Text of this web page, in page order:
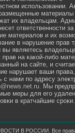
использовании.
материалы
их владельцам.
ответственности за
материалов и их
в нарушение прав
вы являетесь
прав на какой-либо
на сайте, и
нарушает ваши права,
с нами по адресу
. Мы
меры для его
в кратчайшие сроки.
В РОССИИ. Все